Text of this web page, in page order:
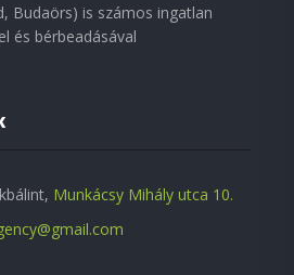
Budaörs) is számos ingatlan
és bérbeadásával
Munkácsy Mihály utca 10.